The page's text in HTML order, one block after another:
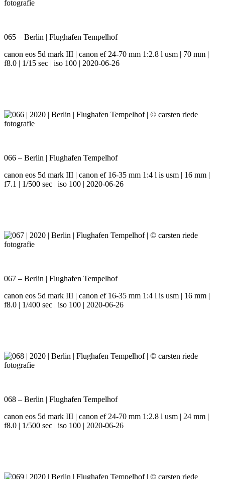
065 – Berlin | Flughafen Tempelhof
canon eos 5d mark III | canon ef 24-70 mm 1:2.8 l usm | 70 mm |
f8.0 | 1/15 sec | iso 100 | 2020-06-26
066 – Berlin | Flughafen Tempelhof
canon eos 5d mark III | canon ef 16-35 mm 1:4 l is usm | 16 mm |
f7.1 | 1/500 sec | iso 100 | 2020-06-26
067 – Berlin | Flughafen Tempelhof
canon eos 5d mark III | canon ef 16-35 mm 1:4 l is usm | 16 mm |
f8.0 | 1/400 sec | iso 100 | 2020-06-26
068 – Berlin | Flughafen Tempelhof
canon eos 5d mark III | canon ef 24-70 mm 1:2.8 l usm | 24 mm |
f8.0 | 1/500 sec | iso 100 | 2020-06-26